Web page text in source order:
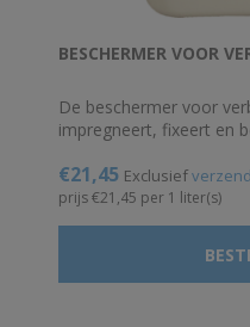
BESCHERMER VOOR
De beschermer voor
impregneert, fixeert en
Dit beschermende
Shou Sugi Ban,
koolstofsporen op
Het versterkt de
het duurzaam te
(regen, wind, zon)
€21,45 Exclusief
prijs €21,45 per 1 liter(s)